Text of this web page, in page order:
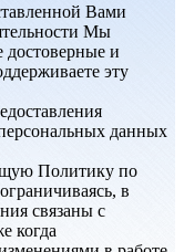
Вами
Мы
достоверные и
эту
данных
Политику по
в
связаны с
когда